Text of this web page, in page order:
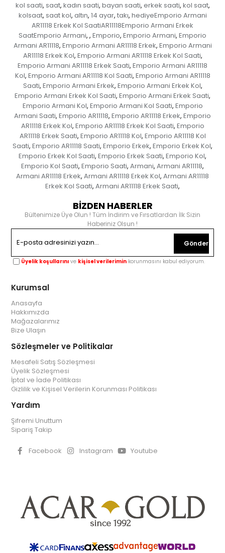
kol saati, saat, kadın saati, bayan saati, erkek saati, kol saat,
kolsaat, saat kol, altın, 14 ayar, takı, hediyeEmporio Armani
AR11118 Erkek Kol SaatiAR11118Emporio Armani Erkek
SaatEmporio Armani, , Emporio, Emporio Armani, Emporio
Armani AR11118, Emporio Armani AR11118 Erkek, Emporio Armani
AR11118 Erkek Kol, Emporio Armani AR11118 Erkek Kol Saati,
Emporio Armani AR11118 Erkek Saati, Emporio Armani AR11118
Kol, Emporio Armani AR11118 Kol Saati, Emporio Armani AR11118
Saati, Emporio Armani Erkek, Emporio Armani Erkek Kol,
Emporio Armani Erkek Kol Saati, Emporio Armani Erkek Saati,
Emporio Armani Kol, Emporio Armani Kol Saati, Emporio
Armani Saati, Emporio AR11118, Emporio AR11118 Erkek, Emporio
AR11118 Erkek Kol, Emporio AR11118 Erkek Kol Saati, Emporio
AR11118 Erkek Saati, Emporio AR11118 Kol, Emporio AR11118 Kol
Saati, Emporio AR11118 Saati, Emporio Erkek, Emporio Erkek Kol,
Emporio Erkek Kol Saati, Emporio Erkek Saati, Emporio Kol,
Emporio Kol Saati, Emporio Saati, Armani, Armani AR11118,
Armani AR11118 Erkek, Armani AR11118 Erkek Kol, Armani AR11118
Erkek Kol Saati, Armani AR11118 Erkek Saati,
BİZDEN HABERLER
Bültenimize Üye Olun ! Tüm İndirim ve Fırsatlardan İlk Sizin
Haberiniz Olsun !
Gönder
Üyelik koşullarını ve kişisel verilerimin korunmasını kabul ediyorum.
Kurumsal
Anasayfa
Hakkımızda
Mağazalarımız
Bize Ulaşın
Sözleşmeler ve Politikalar
Mesafeli Satış Sözleşmesi
Üyelik Sözleşmesi
İptal ve İade Politikası
Gizlilik ve Kişisel Verilerin Korunması Politikası
Yardım
Şifremi Unuttum
Sipariş Takip
Facebook Instagram Youtube